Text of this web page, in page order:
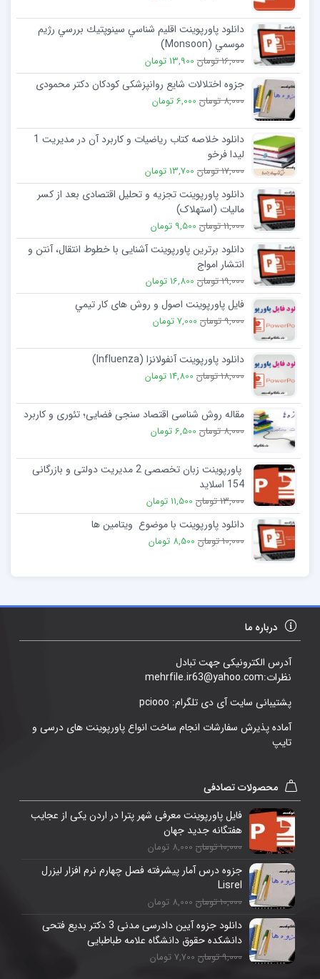
دانلود پاورپوینت اقليم شناسي سينوپتيك بررسي رژيم
موسمي (Monsoon)
16,000 تومان 13,900 تومان
جزوه اختلالات شایع روانپزشکی کودکان دکتر محمودی
8,000 تومان 6,000 تومان
دانلود خلاصه کتاب رياضيات و کاربرد آن در مديريت 1
لیدا فرخو
17,000 تومان 13,700 تومان
دانلود پاورپوینت تجزیه و تحلیل اقتصادی بعد از کسر
مالیات (استهلاک)
11,000 تومان 9,500 تومان
دانلود برترین پاورپوینت آشنایی با خطوط انتقال، آنتن و
انتشار امواج
19,000 تومان 16,800 تومان
فایل پاورپوینت اصول و روش های كار تيمي
9,000 تومان 7,000 تومان
دانلود پاورپوینت آنفولانزا (Influenza)
18,000 تومان 14,800 تومان
مقاله روش شناسی اقتصاد سنجی فضايی؛ تئوری و کاربرد
8,000 تومان 6,500 تومان
پاورپوینت زبان تخصصی 2 مدیریت دولتی و بازرگانی
154 اسلاید
13,000 تومان 11,500 تومان
دانلود پاورپوینت با موضوع ویتامین ها
10,000 تومان 8,500 تومان
درباره ما
آدرس الکترونیکی جهت تبادل
نظرات:mehrfile.ir63@yahoo.com
پشتیبانی سایت آی دی تلگرام: pciooo
آماده پذیرش سفارشات انجام ساخت انواع پاورپوینت های درسی و
تایپ
محصولات تصادفی
فایل پاورپوینت معرفی شهر پترا در اردن یکی از عجایب
هفتگانه جدید جهان
10,000 تومان 8,000 تومان
جزوه درس آمار پیشرفته فصل چهارم نرم افزار لیزرل
Lisrel
10,000 تومان 8,000 تومان
دانلود جزوه آیین دادرسی مدنی 3 دکتر بدیع فتحی
دانشکده حقوق دانشگاه علامه طباطبایی
9,000 تومان 7,700 تومان